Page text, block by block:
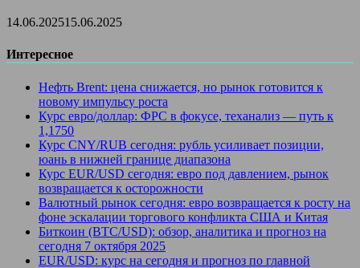
14.06.202515.06.2025
Интересное
Нефть Brent: цена снижается, но рынок готовится к
новому импульсу роста
Курс евро/доллар: ФРС в фокусе, теханализ — путь к
1,1750
Курс CNY/RUB сегодня: рубль усиливает позиции,
юань в нижней границе диапазона
Курс EUR/USD сегодня: евро под давлением, рынок
возвращается к осторожности
Валютный рынок сегодня: евро возвращается к росту на
фоне эскалации торгового конфликта США и Китая
Биткоин (BTC/USD): обзор, аналитика и прогноз на
сегодня 7 октября 2025
EUR/USD: курс на сегодня и прогноз по главной